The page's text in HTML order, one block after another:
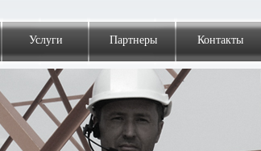
Услуги Партнеры Контакты